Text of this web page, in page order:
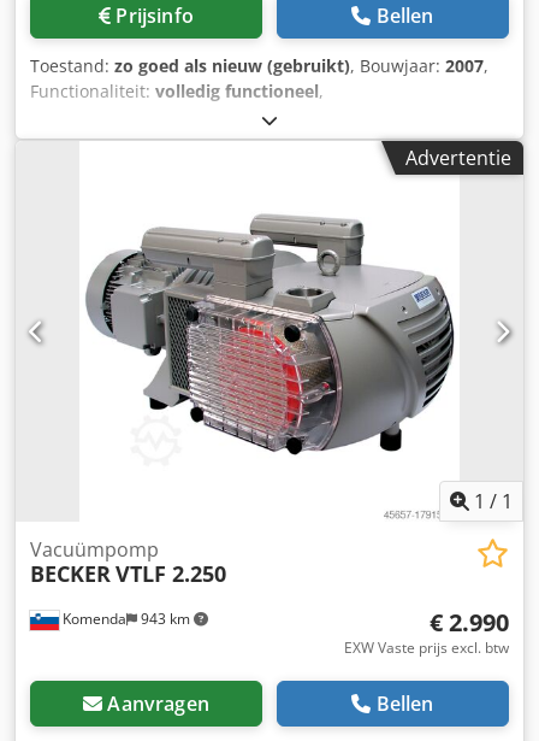
Prijsinfo Bellen
Toestand: zo goed als nieuw (gebruikt), Bouwjaar: 2007,
Functionaliteit: volledig functioneel,
A 2176121
vacuümpomp in nieuwstaat – nooit gebruikt Dcedpfezak
Advertentie
1 / 1
Komenda 943 km
Vacuümpomp
BECKERVTLF 2.250
€ 2.990
EXW Vaste prijs excl. btw
Aanvragen Bellen